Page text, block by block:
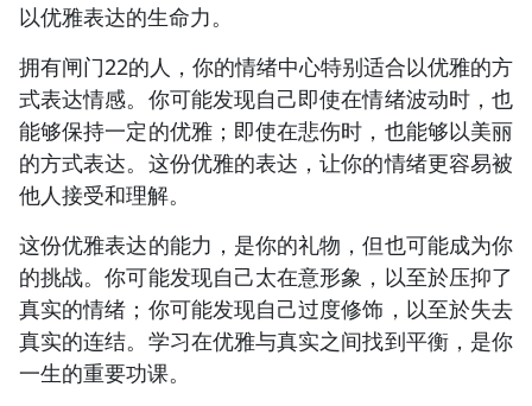
以优雅表达的生命力。
拥有闸门22的人，你的情绪中心特别适合以优雅的方
式表达情感。你可能发现自己即使在情绪波动时，也
能够保持一定的优雅；即使在悲伤时，也能够以美丽
的方式表达。这份优雅的表达，让你的情绪更容易被
他人接受和理解。
这份优雅表达的能力，是你的礼物，但也可能成为你
的挑战。你可能发现自己太在意形象，以至於压抑了
真实的情绪；你可能发现自己过度修饰，以至於失去
真实的连结。学习在优雅与真实之间找到平衡，是你
一生的重要功课。